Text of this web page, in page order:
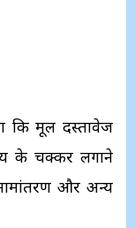
कि मूल दस्तावेज
के चक्कर लगाने
और अन्य